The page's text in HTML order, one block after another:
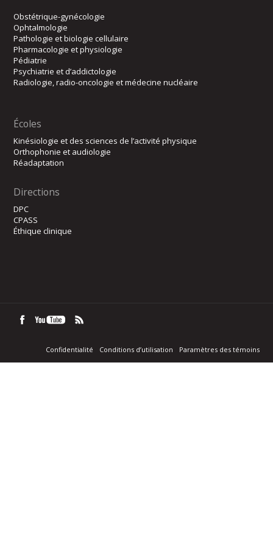
Obstétrique-gynécologie
Ophtalmologie
Pathologie et biologie cellulaire
Pharmacologie et physiologie
Pédiatrie
Psychiatrie et d’addictologie
Radiologie, radio-oncologie et médecine nucléaire
Écoles
Kinésiologie et des sciences de l’activité physique
Orthophonie et audiologie
Réadaptation
Directions
DPC
CPASS
Éthique clinique
Confidentialité Conditions d’utilisation Paramètres des témoins